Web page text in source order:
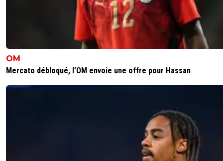
OM
Mercato débloqué, l’OM envoie une offre pour Hassan